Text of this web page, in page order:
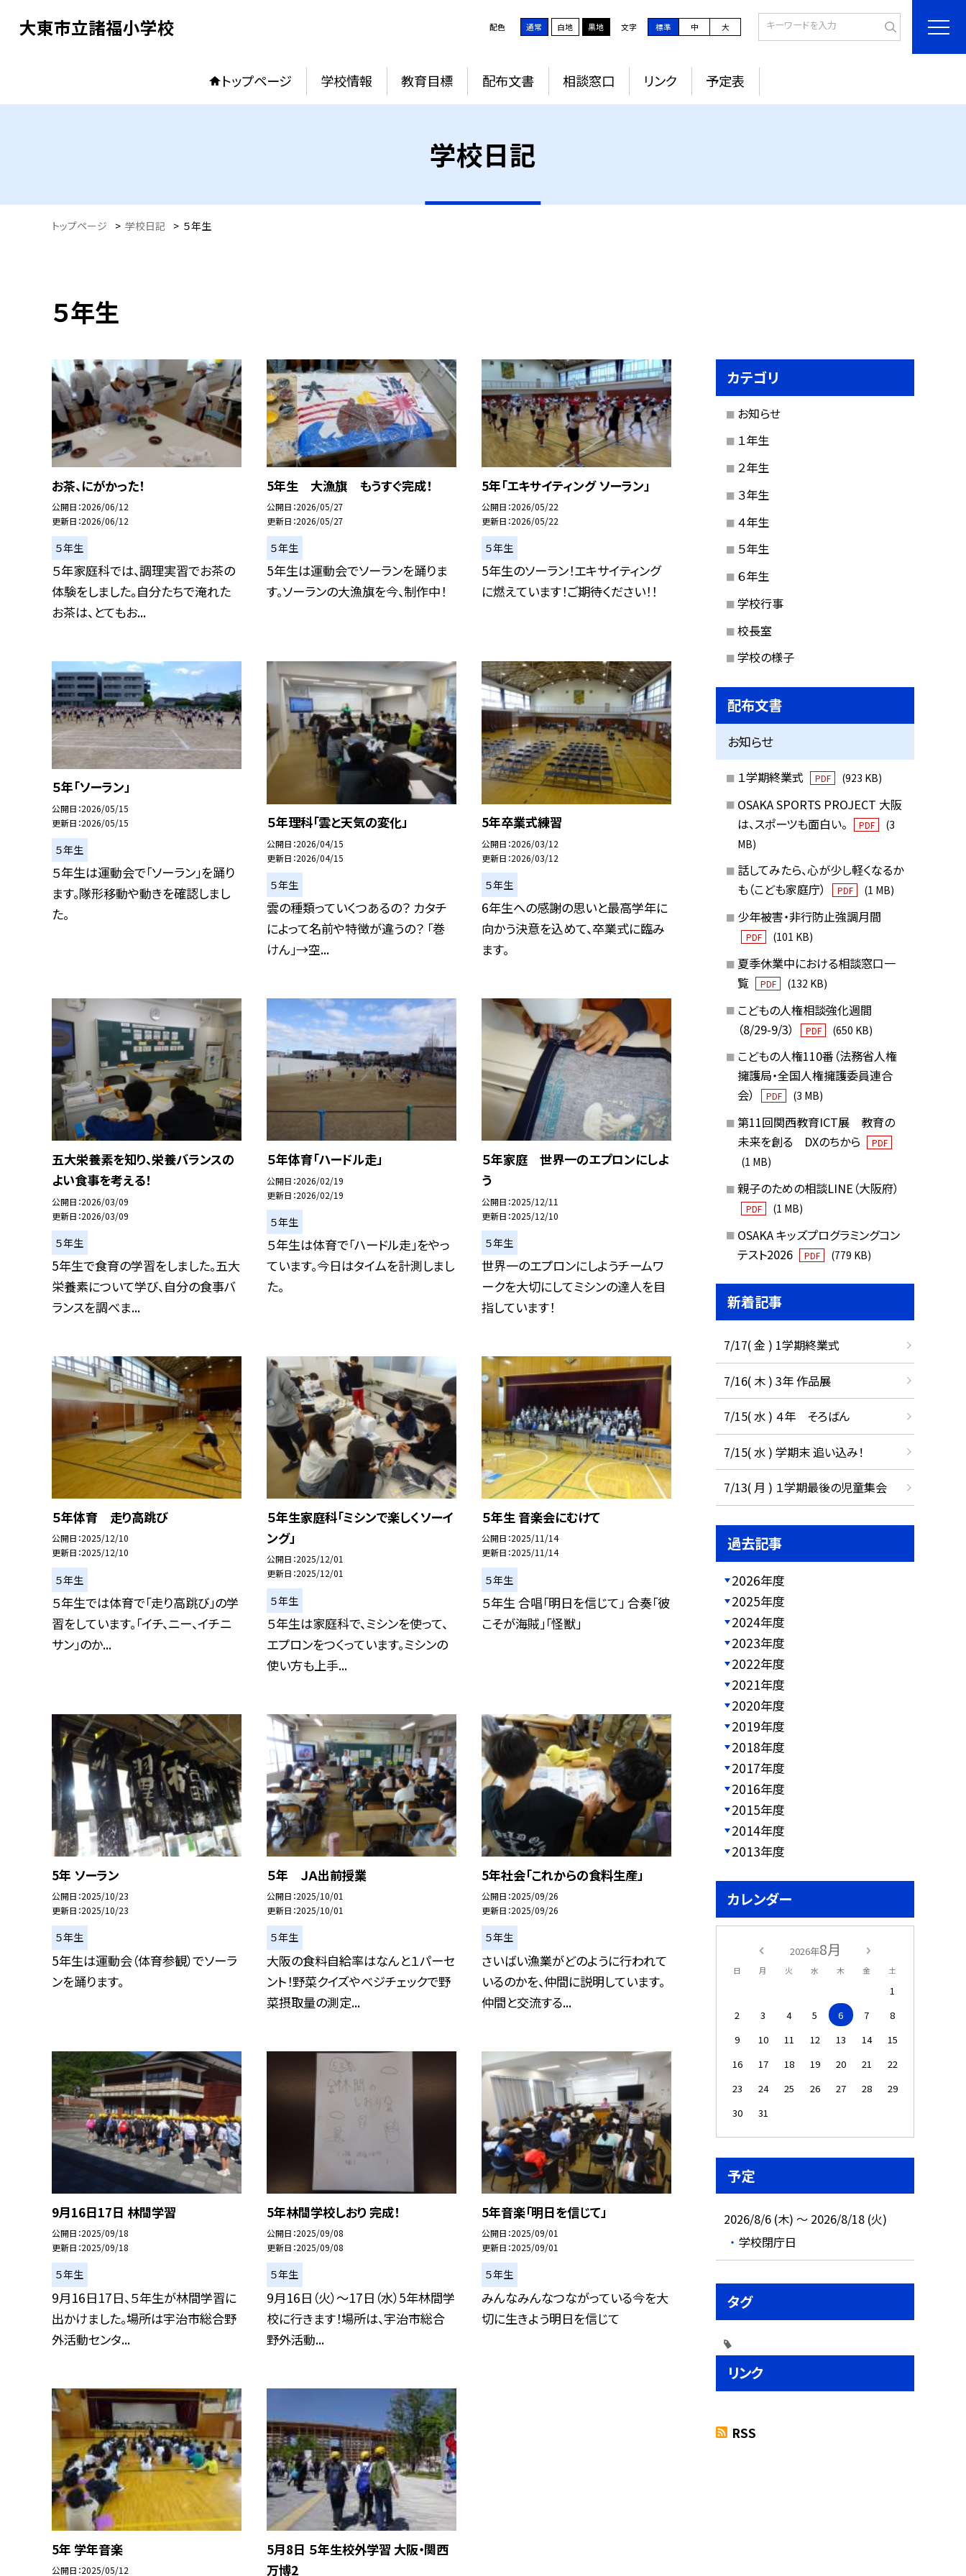
大東市立諸福小学校 配色 通常 白地 黒地 文字 標準 中 大
トップページ 学校情報 教育目標 配布文書 相談窓口 リンク 予定表
学校日記
トップページ > 学校日記 > ５年生
５年生
お茶、にがかった！
公開日 2026/06/12
更新日 2026/06/12
５年生
５年家庭科では、調理実習でお茶の
体験をしました。自分たちで淹れた
お茶は、とてもお...
5年生 大漁旗 もうすぐ完成！
公開日 2026/05/27
更新日 2026/05/27
５年生
5年生は運動会でソーランを踊りま
す。ソーランの大漁旗を今、制作中！
5年「エキサイティング ソーラン」
公開日 2026/05/22
更新日 2026/05/22
５年生
5年生のソーラン！エキサイティング
に燃えています！ご期待ください！！
５年「ソーラン」
公開日 2026/05/15
更新日 2026/05/15
５年生
５年生は運動会で「ソーラン」を踊り
ます。隊形移動や動きを確認しまし
た。
５年理科「雲と天気の変化」
公開日 2026/04/15
更新日 2026/04/15
５年生
雲の種類っていくつあるの？ カタチ
によって名前や特徴が違うの？ 「巻
けん」→空...
5年卒業式練習
公開日 2026/03/12
更新日 2026/03/12
５年生
6年生への感謝の思いと最高学年に
向かう決意を込めて、卒業式に臨み
ます。
五大栄養素を知り、栄養バランスの
よい食事を考える！
公開日 2026/03/09
更新日 2026/03/09
５年生
5年生で食育の学習をしました。五大
栄養素について学び、自分の食事バ
ランスを調べま...
５年体育「ハードル走」
公開日 2026/02/19
更新日 2026/02/19
５年生
５年生は体育で「ハードル走」をやっ
ています。今日はタイムを計測しまし
た。
５年家庭 世界一のエプロンにしよ
う
公開日 2025/12/11
更新日 2025/12/10
５年生
世界一のエプロンにしようチームワ
ークを大切にしてミシンの達人を目
指しています！
５年体育 走り高跳び
公開日 2025/12/10
更新日 2025/12/10
５年生
５年生では体育で「走り高跳び」の学
習をしています。「イチ、ニー、イチニ
サン」のか...
５年生家庭科「ミシンで楽しくソーイ
ング」
公開日 2025/12/01
更新日 2025/12/01
５年生
５年生は家庭科で、ミシンを使って、
エプロンをつくっています。ミシンの
使い方も上手...
５年生 音楽会にむけて
公開日 2025/11/14
更新日 2025/11/14
５年生
５年生 合唱「明日を信じて」 合奏「彼
こそが海賊」「怪獣」
5年 ソーラン
公開日 2025/10/23
更新日 2025/10/23
５年生
5年生は運動会（体育参観）でソーラ
ンを踊ります。
５年 ＪＡ出前授業
公開日 2025/10/01
更新日 2025/10/01
５年生
大阪の食料自給率はなんと１パーセ
ント！野菜クイズやべジチェックで野
菜摂取量の測定...
5年社会「これからの食料生産」
公開日 2025/09/26
更新日 2025/09/26
５年生
さいばい漁業がどのように行われて
いるのかを、仲間に説明しています。
仲間と交流する...
9月16日17日 林間学習
公開日 2025/09/18
更新日 2025/09/18
５年生
9月16日17日、５年生が林間学習に
出かけました。場所は宇治市総合野
外活動センタ...
5年林間学校しおり 完成！
公開日 2025/09/08
更新日 2025/09/08
５年生
9月16日（火）～17日（水）5年林間学
校に行きます！場所は、宇治市総合
野外活動...
5年音楽「明日を信じて」
公開日 2025/09/01
更新日 2025/09/01
５年生
みんなみんなつながっている今を大
切に生きよう明日を信じて
5年 学年音楽
公開日 2025/05/12
5月8日 ５年生校外学習 大阪・関西
万博2
カテゴリ
お知らせ
１年生
２年生
３年生
４年生
５年生
６年生
学校行事
校長室
学校の様子
配布文書
お知らせ
１学期終業式 PDF (923 KB)
OSAKA SPORTS PROJECT 大阪
は、スポーツも面白い。
PDF
(3
MB)
話してみたら、心が少し軽くなるか
も（こども家庭庁）
PDF (1 MB)
少年被害・非行防止強調月間
PDF (101 KB)
夏季休業中における相談窓口一
覧
PDF (132 KB)
こどもの人権相談強化週間
（8/29-9/3）
PDF (650 KB)
こどもの人権110番（法務省人権
擁護局・全国人権擁護委員連合
会）
PDF (3 MB)
第11回関西教育ICT展 教育の
未来を創る DXのちから
PDF
(1 MB)
親子のための相談LINE（大阪府）
PDF (1 MB)
OSAKA キッズプログラミングコン
テスト2026
PDF (779 KB)
新着記事
7/17( 金 ) 1学期終業式
7/16( 木 ) 3年 作品展
7/15( 水 ) ４年 そろばん
7/15( 水 ) 学期末 追い込み！
7/13( 月 ) １学期最後の児童集会
過去記事
2026年度
2025年度
2024年度
2023年度
2022年度
2021年度
2020年度
2019年度
2018年度
2017年度
2016年度
2015年度
2014年度
2013年度
カレンダー
2026年8月
日 月 火 水 木 金 土
1
2
3 4 5 6 7
8
9
10 11 12 13 14
15
16
17 18 19 20 21
22
23
24 25 26 27 28
29
30
31
予定
2026/8/6 (木) ～ 2026/8/18 (火)
学校閉庁日
タグ
リンク
RSS